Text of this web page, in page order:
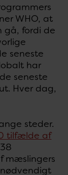
WHO, at
gå, fordi de
seneste
har
seneste
Hver dag,
steder.
tilfælde af
mæslingers